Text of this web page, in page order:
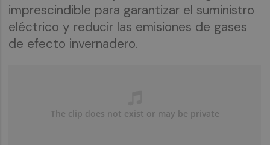
imprescindible para garantizar el suministro
eléctrico y reducir las emisiones de gases
de efecto invernadero.